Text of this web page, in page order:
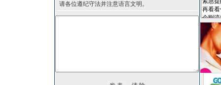
请各位遵纪守法并注意语言文明。